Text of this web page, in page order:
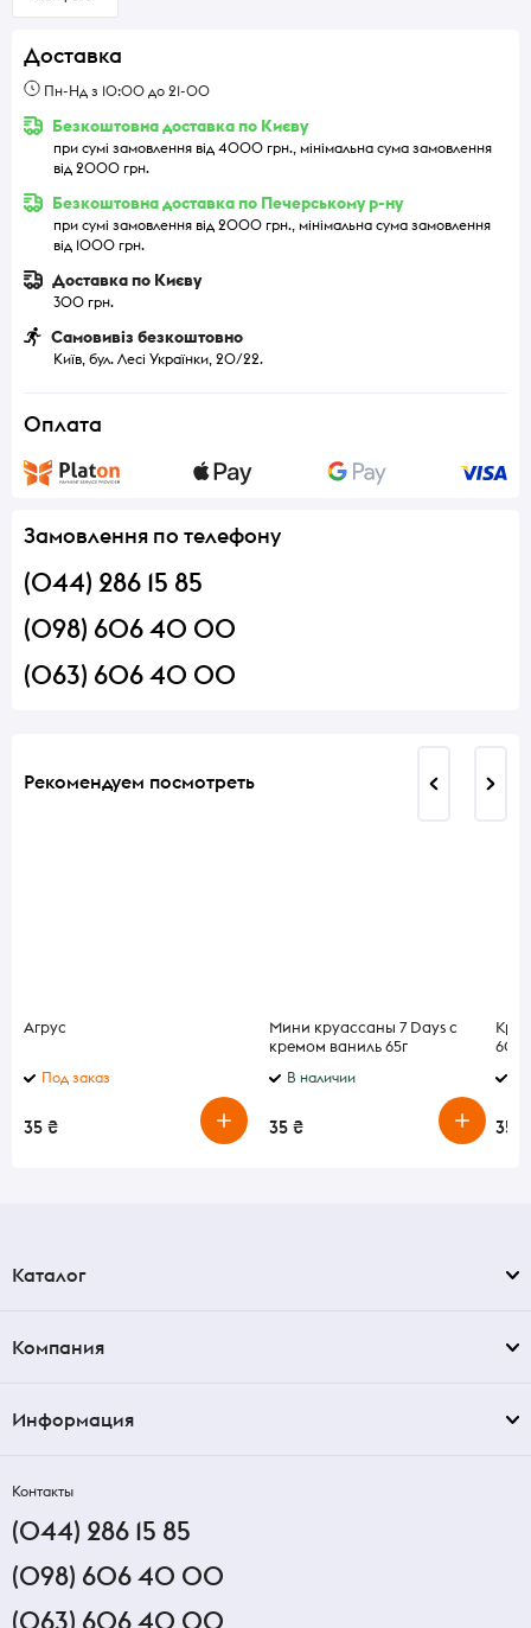
Доставка
Пн-Нд з 10:00 до 21-00
Безкоштовна доставка по Києву
при сумі замовлення від 4000 грн., мінімальна сума замовлення
від 2000 грн.
Безкоштовна доставка по Печерському р-ну
при сумі замовлення від 2000 грн., мінімальна сума замовлення
від 1000 грн.
Доставка по Києву
300 грн.
Самовивіз безкоштовно
Київ, бул. Лесі Українки, 20/22.
Оплата
Замовлення по телефону
(044) 286 15 85
(098) 606 40 00
(063) 606 40 00
Рекомендуем посмотреть
Агрус
Под заказ
35 ₴
Мини круассаны 7 Days с
кремом ваниль 65г
В наличии
35 ₴
60г
35 ₴
Каталог
Компания
Информация
Контакты
(044) 286 15 85
(098) 606 40 00
(063) 606 40 00